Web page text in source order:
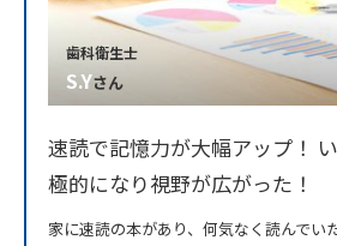
歯科衛生士
S.Yさん
速読で記憶力が大幅アップ！
極的になり視野が広がった！
家に速読の本があり、何気なく読んでい